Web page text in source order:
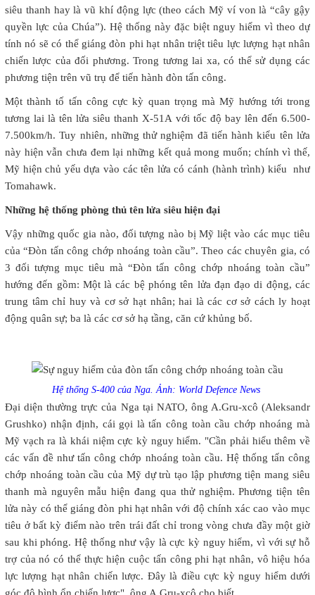
siêu thanh hay là vũ khí động lực (theo cách Mỹ ví von là “cây gậy
quyền lực của Chúa”). Hệ thống này đặc biệt nguy hiểm vì theo dự
tính nó sẽ có thể giáng đòn phi hạt nhân triệt tiêu lực lượng hạt nhân
chiến lược của đối phương. Trong tương lai xa, có thể sử dụng các
phương tiện trên vũ trụ để tiến hành đòn tấn công.
Một thành tố tấn công cực kỳ quan trọng mà Mỹ hướng tới trong
tương lai là tên lửa siêu thanh X-51A với tốc độ bay lên đến 6.500-
7.500km/h. Tuy nhiên, những thử nghiệm đã tiến hành kiểu tên lửa
này hiện vẫn chưa đem lại những kết quả mong muốn; chính vì thế,
Mỹ hiện chủ yếu dựa vào các tên lửa có cánh (hành trình) kiểu như
Tomahawk.
Những hệ thống phòng thủ tên lửa siêu hiện đại
Vậy những quốc gia nào, đối tượng nào bị Mỹ liệt vào các mục tiêu
của “Đòn tấn công chớp nhoáng toàn cầu”. Theo các chuyên gia, có
3 đối tượng mục tiêu mà “Đòn tấn công chớp nhoáng toàn cầu”
hướng đến gồm: Một là các bệ phóng tên lửa đạn đạo di động, các
trung tâm chỉ huy và cơ sở hạt nhân; hai là các cơ sở cách ly hoạt
động quân sự; ba là các cơ sở hạ tầng, căn cứ khủng bố.
Hệ thống S-400 của Nga. Ảnh: World Defence News
Đại diện thường trực của Nga tại NATO, ông A.Gru-xcô (Aleksandr
Grushko) nhận định, cái gọi là tấn công toàn cầu chớp nhoáng mà
Mỹ vạch ra là khái niệm cực kỳ nguy hiểm. "Cần phải hiểu thêm về
các vấn đề như tấn công chớp nhoáng toàn cầu. Hệ thống tấn công
chớp nhoáng toàn cầu của Mỹ dự trù tạo lập phương tiện mang siêu
thanh mà nguyên mẫu hiện đang qua thử nghiệm. Phương tiện tên
lửa này có thể giáng đòn phi hạt nhân với độ chính xác cao vào mục
tiêu ở bất kỳ điểm nào trên trái đất chỉ trong vòng chưa đầy một giờ
sau khi phóng. Hệ thống như vậy là cực kỳ nguy hiểm, vì với sự hỗ
trợ của nó có thể thực hiện cuộc tấn công phi hạt nhân, vô hiệu hóa
lực lượng hạt nhân chiến lược. Đây là điều cực kỳ nguy hiểm dưới